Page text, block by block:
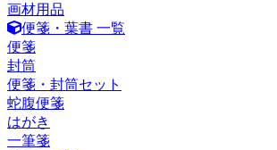
画材用品
便箋・葉書 一覧
便箋
封筒
便箋・封筒セット
蛇腹便箋
はがき
一筆箋